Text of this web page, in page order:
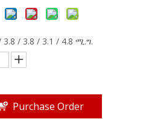
/ 3.8 / 3.1 / 4.8 ሚ.ግ.
Purchase Order